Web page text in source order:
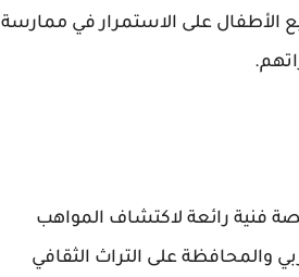
الأطفال على الاستمرار في ممارسة
فنية رائعة لاكتشاف المواهب
والمحافظة على التراث الثقافي